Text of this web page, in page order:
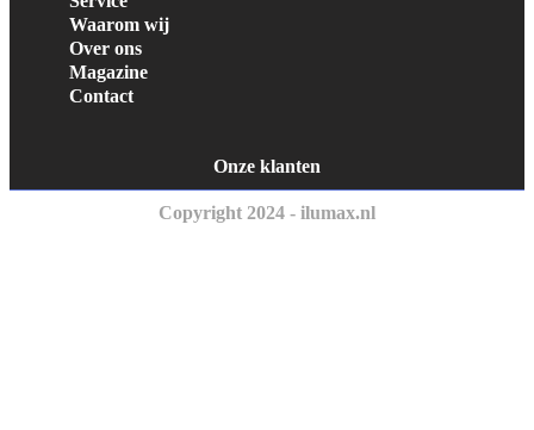
Waarom wij
Over ons
Magazine
Contact
Onze klanten
Copyright 2024 - ilumax.nl